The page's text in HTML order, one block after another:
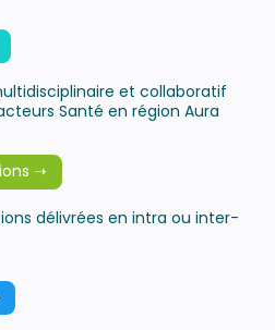
et collaboratif
Santé en région Aura
➝
délivrées en intra ou inter-